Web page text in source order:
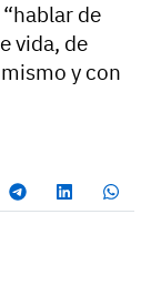
de
vida, de
y con